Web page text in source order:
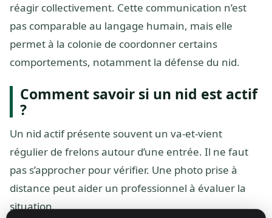
réagir collectivement. Cette communication n’est
pas comparable au langage humain, mais elle
permet à la colonie de coordonner certains
comportements, notamment la défense du nid.
Comment savoir si un nid est actif
?
Un nid actif présente souvent un va-et-vient
régulier de frelons autour d’une entrée. Il ne faut
pas s’approcher pour vérifier. Une photo prise à
distance peut aider un professionnel à évaluer la
situation.